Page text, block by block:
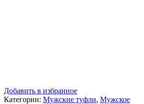
Добавить в избранное
Категории: Мужские туфли, Мужское